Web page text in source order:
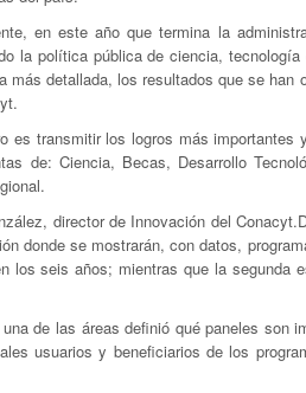
en este año que termina la
la política pública de ciencia,
más detallada, los resultados que se
es transmitir los logros más
de: Ciencia, Becas, Desarrollo
director de Innovación del
donde se mostrarán, con datos,
los seis años; mientras que la segunda
de las áreas definió qué paneles
usuarios y beneficiarios de los